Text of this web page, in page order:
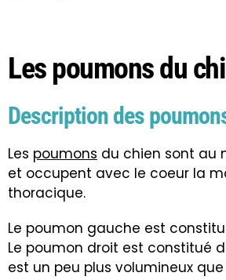
Les poumons du
Description des
Les poumons du chien sont au
et occupent avec le coeur la
thoracique.
Le poumon gauche est
Le poumon droit est constitué
est un peu plus volumineux